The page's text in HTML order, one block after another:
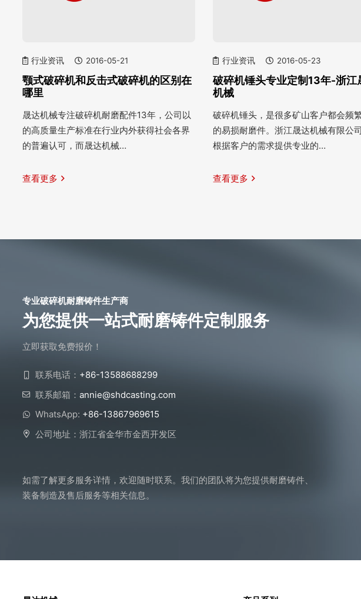
行业资讯 2016-05-21
颚式破碎机和反击式破碎机的区别在
哪里
晟达机械专注破碎机耐磨配件13年，公司以
的高质量生产标准在行业内外获得社会各界
的普遍认可，而晟达机械…
查看更多
行业资讯 2016-05-23
破碎机锤头专业定制13年-浙江
机械
破碎机锤头，是很多矿山客户都会频
的易损耐磨件。浙江晟达机械有限公
根据客户的需求提供专业的…
查看更多
专业破碎机耐磨铸件生产商
为您提供一站式耐磨铸件定制服务
立即获取免费报价！
联系电话： +86-13588688299
联系邮箱： annie@shdcasting.com
WhatsApp: +86-13867969615
公司地址：浙江省金华市金西开发区
如需了解更多服务详情，欢迎随时联系。我们的团队将为您提供耐磨铸件、
装备制造及售后服务等相关信息。